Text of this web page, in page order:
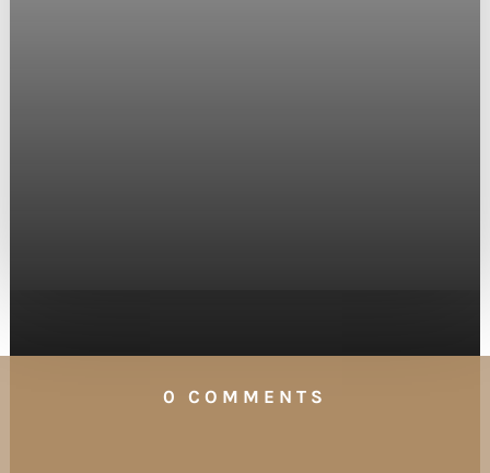
0 COMMENTS